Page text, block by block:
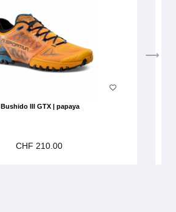
Bushido III GTX | papaya
CHF 210.00